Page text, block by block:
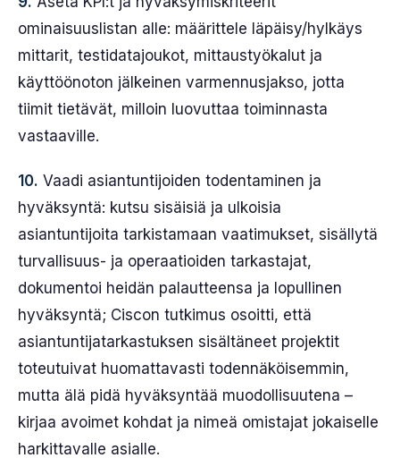
ominaisuuslistan alle: määrittele läpäisy/hylkäys
mittarit, testidatajoukot, mittaustyökalut ja
käyttöönoton jälkeinen varmennusjakso, jotta
tiimit tietävät, milloin luovuttaa toiminnasta
vastaaville.
10. Vaadi asiantuntijoiden todentaminen ja
hyväksyntä: kutsu sisäisiä ja ulkoisia
asiantuntijoita tarkistamaan vaatimukset, sisällytä
turvallisuus- ja operaatioiden tarkastajat,
dokumentoi heidän palautteensa ja lopullinen
hyväksyntä; Ciscon tutkimus osoitti, että
asiantuntijatarkastuksen sisältäneet projektit
toteutuivat huomattavasti todennäköisemmin,
mutta älä pidä hyväksyntää muodollisuutena –
kirjaa avoimet kohdat ja nimeä omistajat jokaiselle
harkittavalle asialle.